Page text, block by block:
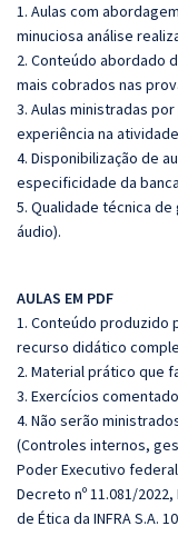
1. Aulas com
minuciosa análise
2. Conteúdo abordado
mais cobrados nas
3. Aulas ministradas
experiência na
4. Disponibilização de
especificidade da
5. Qualidade técnica
áudio).
AULAS EM PDF
1. Conteúdo produzido
recurso didático
2. Material prático que
3. Exercícios
4. Não serão
(Controles internos,
Poder Executivo
Decreto nº 11.081/
de Ética da INFRA S.A.